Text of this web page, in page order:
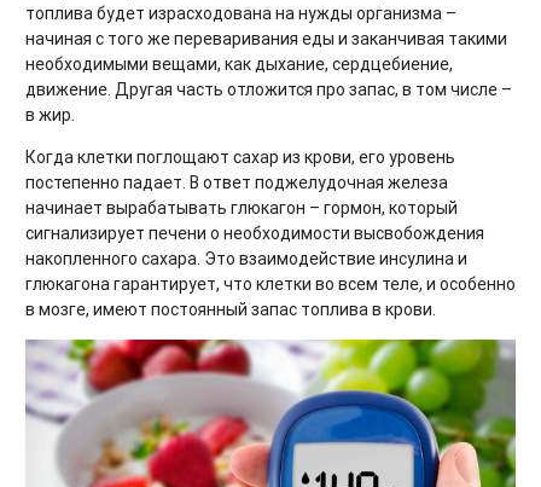
топлива будет израсходована на нужды организма –
начиная с того же переваривания еды и заканчивая такими
необходимыми вещами, как дыхание, сердцебиение,
движение. Другая часть отложится про запас, в том числе –
в жир.
Когда клетки поглощают сахар из крови, его уровень
постепенно падает. В ответ поджелудочная железа
начинает вырабатывать глюкагон – гормон, который
сигнализирует печени о необходимости высвобождения
накопленного сахара. Это взаимодействие инсулина и
глюкагона гарантирует, что клетки во всем теле, и особенно
в мозге, имеют постоянный запас топлива в крови.